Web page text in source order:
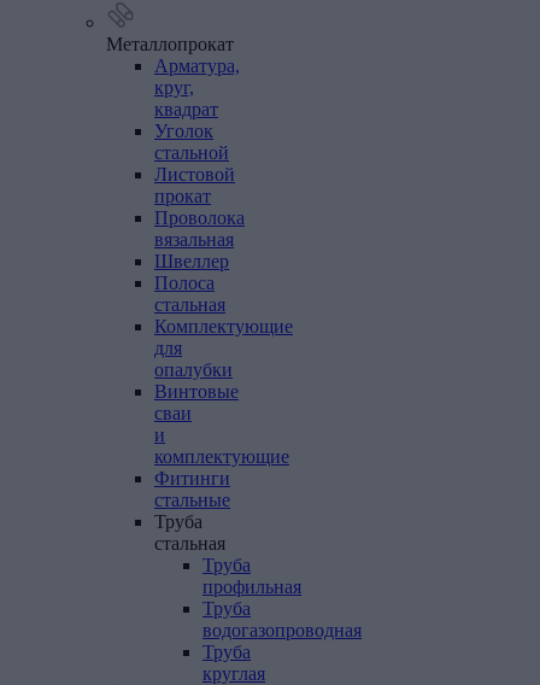
Металлопрокат
Арматура,
круг,
квадрат
Уголок
стальной
Листовой
прокат
Проволока
вязальная
Швеллер
Полоса
стальная
Комплектующие
для
опалубки
Винтовые
сваи
и
комплектующие
Фитинги
стальные
Труба
стальная
Труба
профильная
Труба
водогазопроводная
Труба
круглая